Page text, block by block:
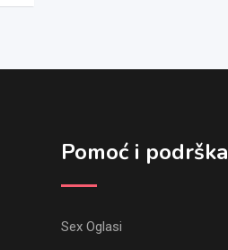
Pomoć i podrška
Sex Oglasi